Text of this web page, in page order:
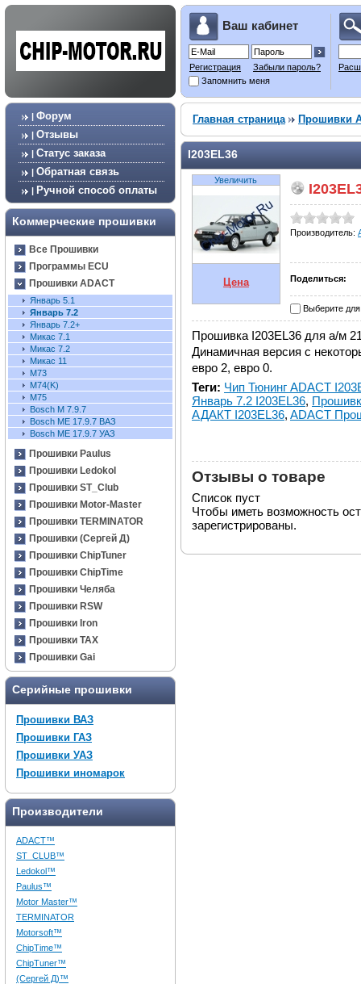
Ваш кабинет
Регистрация
Забыли пароль?
Запомнить меня
| Форум
| Отзывы
| Статус заказа
| Обратная связь
| Ручной способ оплаты
Коммерческие прошивки
Все Прошивки
Программы ECU
Прошивки ADACT
Январь 5.1
Январь 7.2
Январь 7.2+
Микас 7.1
Микас 7.2
Микас 11
М73
М74(K)
М75
Bosch M 7.9.7
Bosch ME 17.9.7 ВАЗ
Bosch ME 17.9.7 УАЗ
Прошивки Paulus
Прошивки Ledokol
Прошивки ST_Club
Прошивки Motor-Master
Прошивки TERMINATOR
Прошивки (Сергей Д)
Прошивки ChipTuner
Прошивки ChipTime
Прошивки Челяба
Прошивки RSW
Прошивки Iron
Прошивки TAX
Прошивки Gai
Серийные прошивки
Прошивки ВАЗ
Прошивки ГАЗ
Прошивки УАЗ
Прошивки иномарок
Производители
ADACT™
ST_CLUB™
Ledokol™
Paulus™
Motor Master™
TERMINATOR
Motorsoft™
ChipTime™
ChipTuner™
(Сергей Д)™
Главная страница Прошивки
I203EL36
Увеличить
Цена
Производитель:
Поделиться:
Выберите
Прошивка I203EL36 для а/м
Динамичная версия с
евро 2, евро 0.
Теги: Чип Тюнинг ADACT
Январь 7.2 I203EL36,
АДАКТ I203EL36, ADACT
Отзывы о товаре
Список пуст
Чтобы иметь возможность
зарегистрированы.